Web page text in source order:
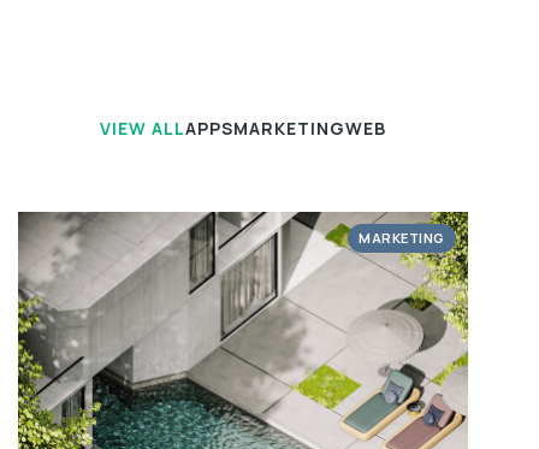
VIEW ALLAPPSMARKETINGWEB
MARKETING